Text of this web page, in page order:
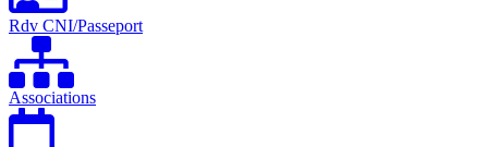
Rdv CNI/Passeport
Associations